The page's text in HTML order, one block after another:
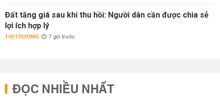
Đất tăng giá sau khi thu hồi: Người dân cần được chia sẻ
lợi ích hợp lý
THỊ TRƯỜNG 7 giờ trước
ĐỌC NHIỀU NHẤT